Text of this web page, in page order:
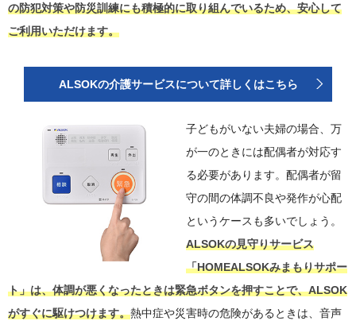
の防犯対策や防災訓練にも積極的に取り組んでいるため、安心して
ご利用いただけます。
ALSOKの介護サービスについて詳しくはこちら
子どもがいない夫婦の場合、万
が一のときには配偶者が対応す
る必要があります。配偶者が留
守の間の体調不良や発作が心配
というケースも多いでしょう。
ALSOKの見守りサービス
「HOMEALSOKみまもりサポー
ト」は、体調が悪くなったときは緊急ボタンを押すことで、ALSOK
がすぐに駆けつけます。熱中症や災害時の危険があるときは、音声